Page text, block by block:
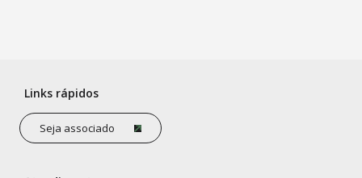
Links rápidos
Seja associado